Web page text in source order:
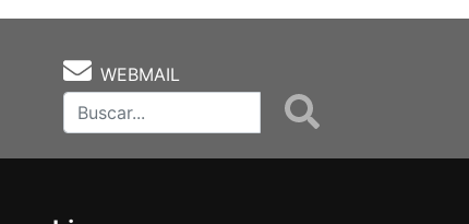
WEBMAIL